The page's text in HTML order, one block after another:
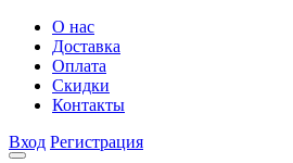
О нас
Доставка
Оплата
Скидки
Контакты
Вход Регистрация